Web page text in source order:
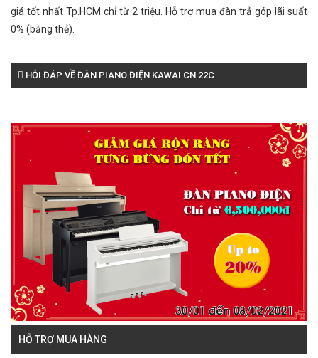
giá tốt nhất Tp.HCM chỉ từ 2 triệu. Hỗ trợ mua đàn trả góp lãi suất
0% (bằng thẻ).
HỎI ĐÁP VỀ ĐÀN PIANO ĐIỆN KAWAI CN 22C
HỖ TRỢ MUA HÀNG